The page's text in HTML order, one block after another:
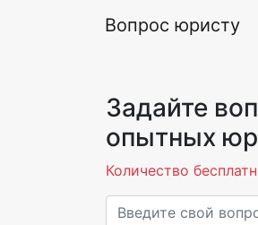
Вопрос юристу
Задайте
опытных
Количество